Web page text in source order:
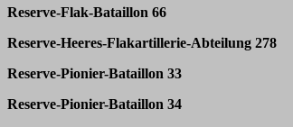
Reserve-Flak-Bataillon 66
Reserve-Heeres-Flakartillerie-Abteilung 278
Reserve-Pionier-Bataillon 33
Reserve-Pionier-Bataillon 34